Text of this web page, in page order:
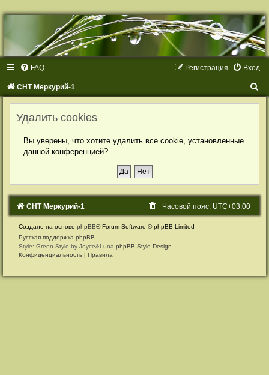
с
а
я
FAQ Вход
Регистрация
СНТ Меркурий-1
Удалить cookies
Вы уверены, что хотите удалить все cookie, установленные
данной конференцией?
СНТ Меркурий-1 Часовой пояс: UTC+03:00
Создано на основе phpBB® Forum Software © phpBB Limited
Русская поддержка phpBB
Style: Green-Style by Joyce&Luna phpBB-Style-Design
Конфиденциальность | Правила